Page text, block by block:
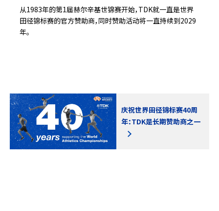
从1983年的第1届赫尔辛基世锦赛开始，TDK就一直是世界
田径锦标赛的官方赞助商，同时赞助活动将一直持续到2029
年。
庆祝世界田径锦标赛40周
年：TDK是长期赞助商之一